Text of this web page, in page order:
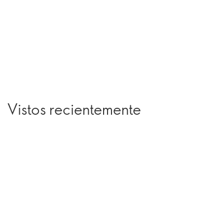
Vistos recientemente